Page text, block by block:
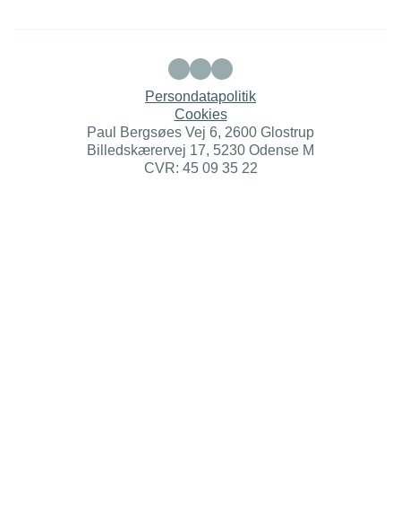
Persondatapolitik
Cookies
Paul Bergsøes Vej 6, 2600 Glostrup
Billedskærervej 17, 5230 Odense M
CVR: 45 09 35 22